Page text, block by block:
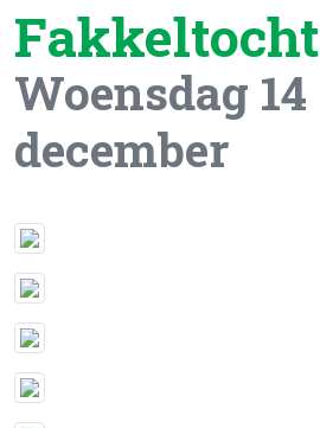
Fakkeltocht
Woensdag 14
december